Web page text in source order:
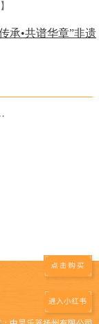
】
承•共谱华章”非遗